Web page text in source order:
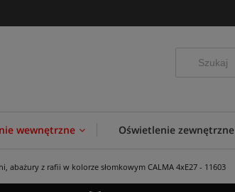
wewnętrzne Oświetlenie zewnętrzne
abażury z rafii w kolorze słomkowym CALMA 4xE27 - 11603